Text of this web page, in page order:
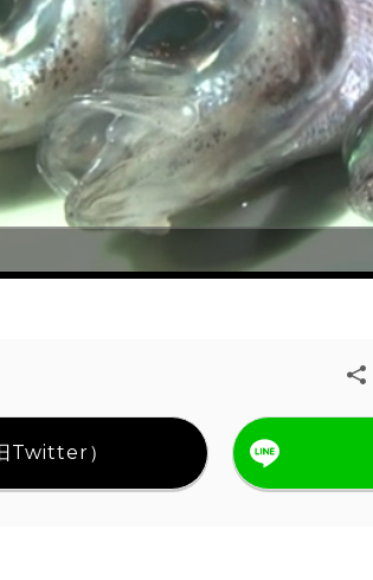
Twitter）